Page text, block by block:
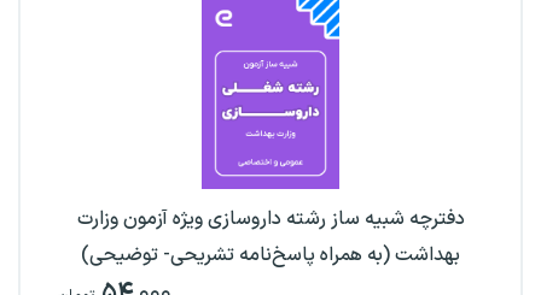
دفترچه شبیه ساز رشته داروسازی ویژه آزمون وزارت
بهداشت (به همراه پاسخ‌نامه تشریحی- توضیحی)